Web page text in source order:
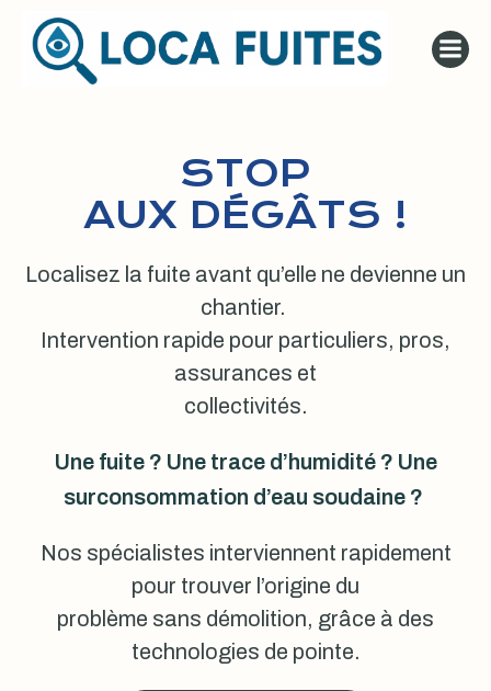
au
contenu
STOP
AUX DÉGÂTS !
Localisez la fuite avant qu’elle ne devienne un
chantier.
Intervention rapide pour particuliers, pros,
assurances et
collectivités.
Une fuite ? Une trace d’humidité ? Une
surconsommation d’eau soudaine ?
Nos spécialistes interviennent rapidement
pour trouver l’origine du
problème sans démolition, grâce à des
technologies de pointe.